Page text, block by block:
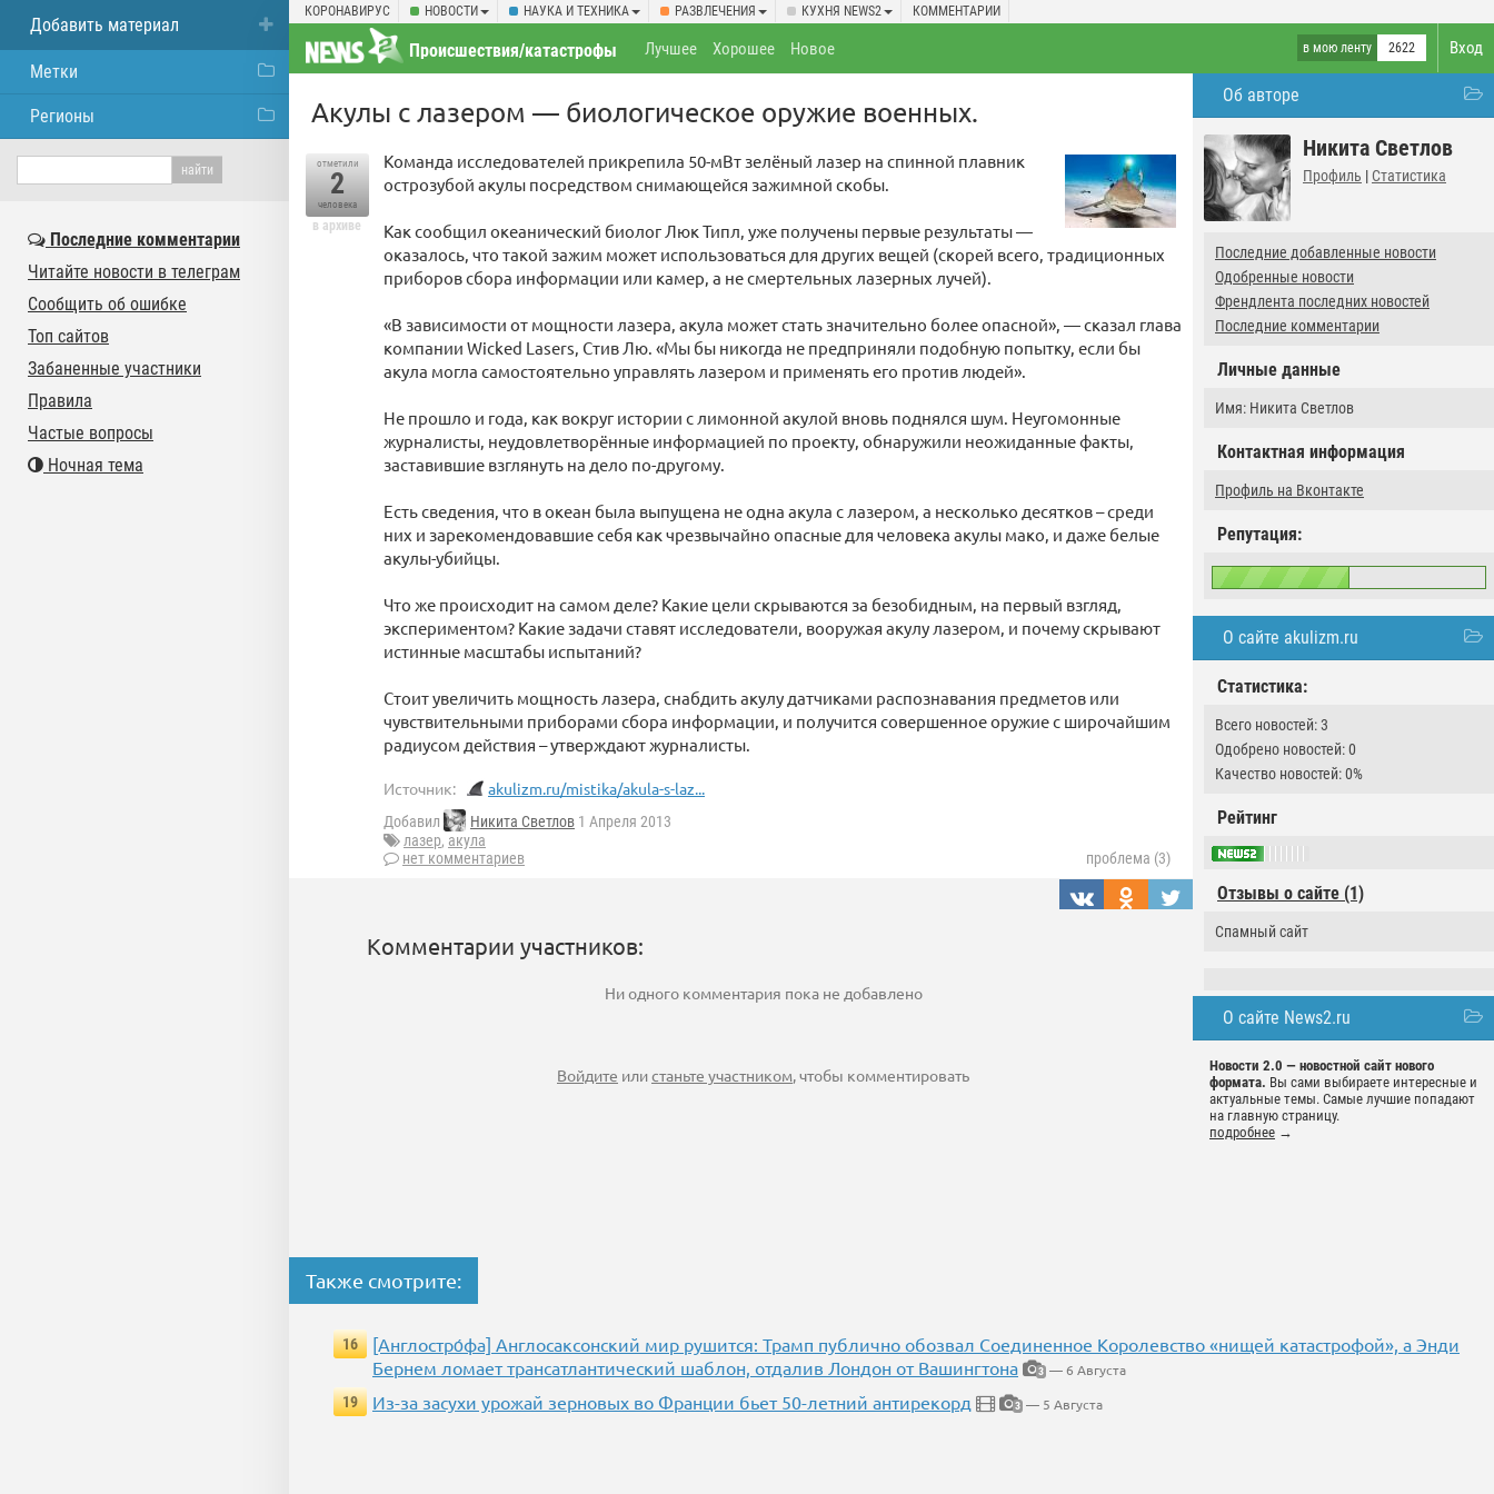
КОРОНАВИРУС НОВОСТИ НАУКА И ТЕХНИКА РАЗВЛЕЧЕНИЯ КУХНЯ NEWS2 КОММЕНТАРИИ
Вход
Происшествия/катастрофы в мою ленту 2622
Лучшее Хорошее Новое
Об авторе
Никита Светлов
Профиль | Статистика
Последние добавленные новости
Одобренные новости
Френдлента последних новостей
Последние комментарии
Личные данные
Имя: Никита Светлов
Контактная информация
Профиль на Вконтакте
Репутация:
О сайте akulizm.ru
Статистика:
Всего новостей: 3
Одобрено новостей: 0
Качество новостей: 0%
Рейтинг
Отзывы о сайте (1)
Спамный сайт
О сайте News2.ru
Новости 2.0 — новостной сайт нового
формата. Вы сами выбираете интересные и
актуальные темы. Самые лучшие попадают
на главную страницу.
подробнее →
Акулы с лазером — биологическое оружие военных.
отметили
2
человека
в архиве
Команда исследователей прикрепила 50-мВт зелёный лазер на спинной плавник
острозубой акулы посредством снимающейся зажимной скобы.
Как сообщил океанический биолог Люк Типл, уже получены первые результаты —
оказалось, что такой зажим может использоваться для других вещей (скорей всего, традиционных
приборов сбора информации или камер, а не смертельных лазерных лучей).
«В зависимости от мощности лазера, акула может стать значительно более опасной», — сказал глава
компании Wicked Lasers, Стив Лю. «Мы бы никогда не предприняли подобную попытку, если бы
акула могла самостоятельно управлять лазером и применять его против людей».
Не прошло и года, как вокруг истории с лимонной акулой вновь поднялся шум. Неугомонные
журналисты, неудовлетворённые информацией по проекту, обнаружили неожиданные факты,
заставившие взглянуть на дело по-другому.
Есть сведения, что в океан была выпущена не одна акула с лазером, а несколько десятков – среди
них и зарекомендовавшие себя как чрезвычайно опасные для человека акулы мако, и даже белые
акулы-убийцы.
Что же происходит на самом деле? Какие цели скрываются за безобидным, на первый взгляд,
экспериментом? Какие задачи ставят исследователи, вооружая акулу лазером, и почему скрывают
истинные масштабы испытаний?
Стоит увеличить мощность лазера, снабдить акулу датчиками распознавания предметов или
чувствительными приборами сбора информации, и получится совершенное оружие с широчайшим
радиусом действия – утверждают журналисты.
Источник: akulizm.ru/mistika/akula-s-laz...
Добавил Никита Светлов 1 Апреля 2013
лазер, акула
нет комментариев
проблема (3)
Комментарии участников:
Ни одного комментария пока не добавлено
Войдите илистаньте участником, чтобы комментировать
Также смотрите:
16
[Англостро́фа] Англосаксонский мир рушится: Трамп публично обозвал Соединенное Королевство «нищей катастрофой», а Энди
Бернем ломает трансатлантический шаблон, отдалив Лондон от Вашингтона
3 — 6 Августа
19
Из-за засухи урожай зерновых во Франции бьет 50-летний антирекорд 3 — 5 Августа
Добавить материал
Метки
Регионы
Последние комментарии
Читайте новости в телеграм
Сообщить об ошибке
Топ сайтов
Забаненные участники
Правила
Частые вопросы
Ночная тема